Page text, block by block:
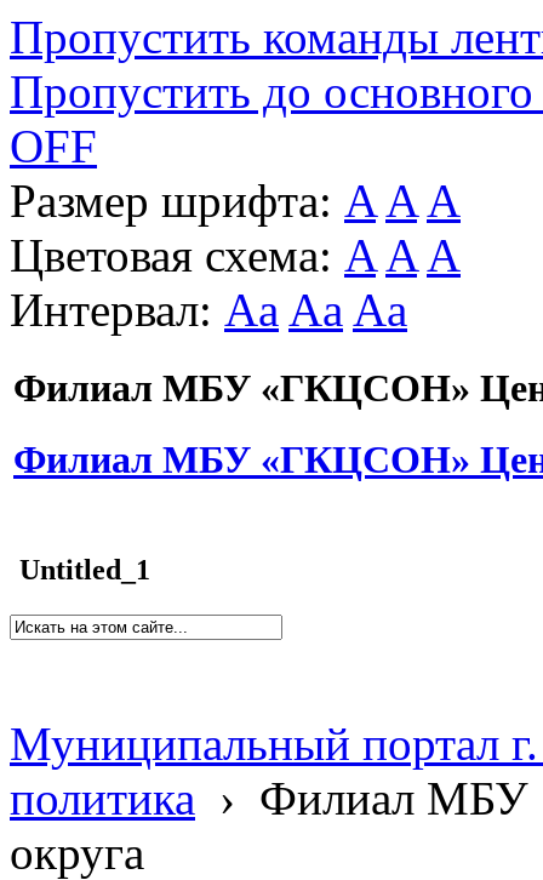
Пропустить команды
Пропустить до основного
OFF
Размер шрифта: A A A
Цветовая схема: A A A
Интервал: Aa Aa Aa
Филиал МБУ «ГКЦСОН»
Филиал МБУ «ГКЦСОН»
Untitled_1
Муниципальный портал
политика › Филиал МБУ
округа